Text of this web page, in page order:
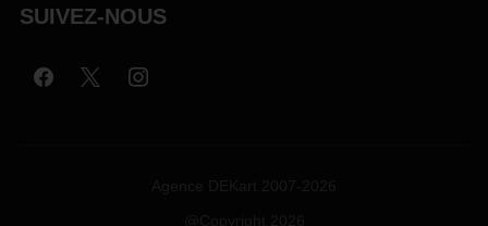
SUIVEZ-NOUS